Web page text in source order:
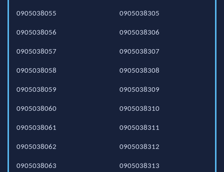
0905038055
0905038056
0905038057
0905038058
0905038059
0905038060
0905038061
0905038062
0905038063
0905038305
0905038306
0905038307
0905038308
0905038309
0905038310
0905038311
0905038312
0905038313